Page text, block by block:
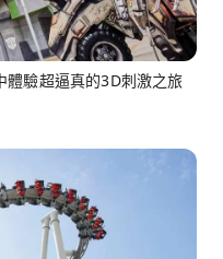
體驗超逼真的3D刺激之旅